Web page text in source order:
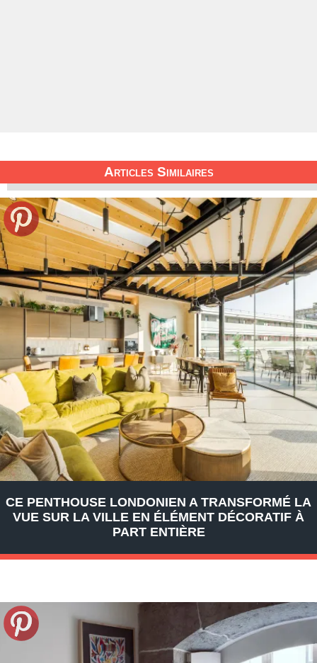
Articles Similaires
CE PENTHOUSE LONDONIEN A TRANSFORMÉ LA
VUE SUR LA VILLE EN ÉLÉMENT DÉCORATIF À
PART ENTIÈRE